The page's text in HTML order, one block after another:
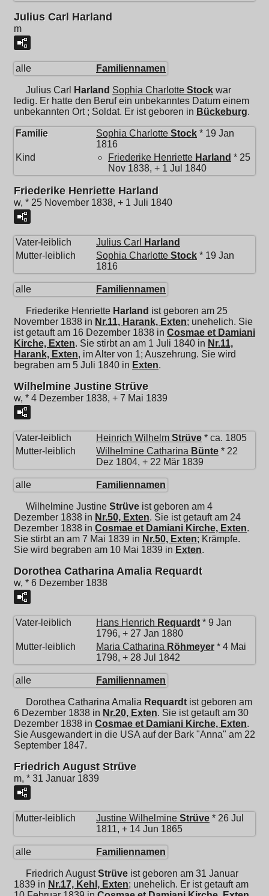
Julius Carl Harland
m
alle Familiennamen
Julius Carl Harland Sophia Charlotte Stock war
ledig. Er hatte den Beruf ein unbekanntes Datum einem
unbekannten Ort ; Soldat. Er ist geboren in Bückeburg.
Familie Sophia Charlotte Stock * 19 Jan
1816
Kind
Friederike Henriette Harland * 25
Nov 1838, + 1 Jul 1840
Friederike Henriette Harland
w, * 25 November 1838, + 1 Juli 1840
Vater-leiblich Julius Carl
Harland
Mutter-leiblich
Sophia Charlotte Stock * 19 Jan
1816
alle Familiennamen
Friederike Henriette Harland ist geboren am 25
November 1838 in Nr.11, Harank, Exten; unehelich. Sie
ist getauft am 16 Dezember 1838 in Cosmae et Damiani
Kirche, Exten. Sie stirbt an am 1 Juli 1840 in Nr.11,
Harank, Exten, im Alter von 1; Auszehrung. Sie wird
begraben am 5 Juli 1840 in Exten.
Wilhelmine Justine Strüve
w, * 4 Dezember 1838, + 7 Mai 1839
Vater-leiblich Heinrich Wilhelm Strüve * ca. 1805
Mutter-leiblich
Wilhelmine Catharina Bünte * 22
Dez 1804, + 22 Mär 1839
alle Familiennamen
Wilhelmine Justine Strüve ist geboren am 4
Dezember 1838 in Nr.50, Exten. Sie ist getauft am 24
Dezember 1838 in Cosmae et Damiani Kirche, Exten.
Sie stirbt an am 7 Mai 1839 in Nr.50, Exten; Krämpfe.
Sie wird begraben am 10 Mai 1839 in Exten.
Dorothea Catharina Amalia Requardt
w, * 6 Dezember 1838
Vater-leiblich Hans Henrich Requardt * 9 Jan
1796, + 27 Jan 1880
Mutter-leiblich
Maria Catharina Röhmeyer * 4 Mai
1798, + 28 Jul 1842
alle Familiennamen
Dorothea Catharina Amalia Requardt ist geboren am
6 Dezember 1838 in Nr.20, Exten. Sie ist getauft am 30
Dezember 1838 in Cosmae et Damiani Kirche, Exten.
Sie Ausgewandert in die USA auf der Bark "Anna" am 22
September 1847.
Friedrich August Strüve
m, * 31 Januar 1839
Mutter-leiblich Justine Wilhelmine Strüve * 26 Jul
1811, + 14 Jun 1865
alle Familiennamen
Friedrich August Strüve ist geboren am 31 Januar
1839 in Nr.17, Kehl, Exten; unehelich. Er ist getauft am